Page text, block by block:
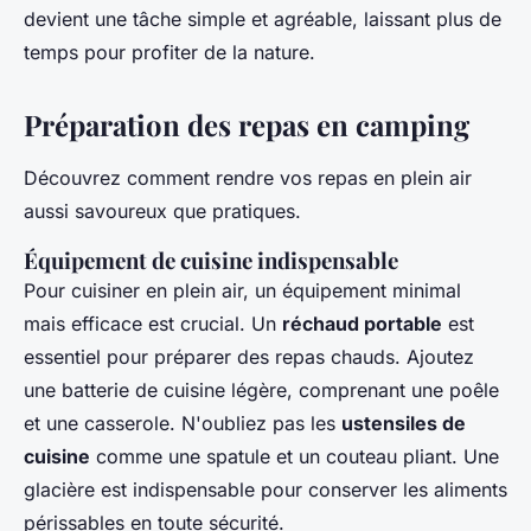
devient une tâche simple et agréable, laissant plus de
temps pour profiter de la nature.
Préparation des repas en camping
Découvrez comment rendre vos repas en plein air
aussi savoureux que pratiques.
Équipement de cuisine indispensable
Pour cuisiner en plein air, un équipement minimal
mais efficace est crucial. Un réchaud portable est
essentiel pour préparer des repas chauds. Ajoutez
une batterie de cuisine légère, comprenant une poêle
et une casserole. N'oubliez pas les ustensiles de
cuisine comme une spatule et un couteau pliant. Une
glacière est indispensable pour conserver les aliments
périssables en toute sécurité.